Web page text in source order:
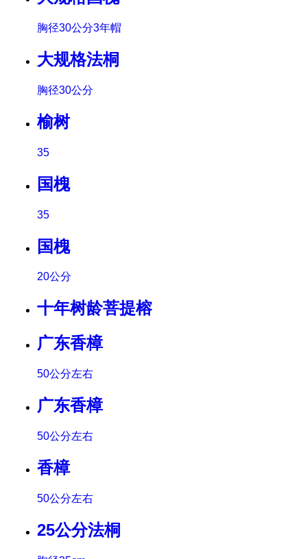
胸径30公分3年帽
大规格法桐
胸径30公分
榆树
35
国槐
35
国槐
20公分
十年树龄菩提榕
广东香樟
50公分左右
广东香樟
50公分左右
香樟
50公分左右
25公分法桐